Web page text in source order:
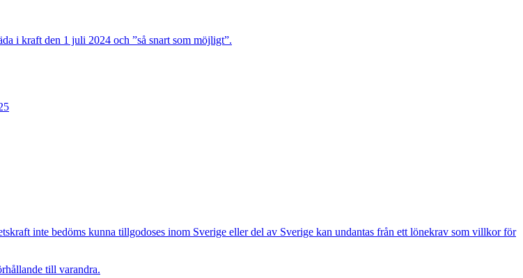
i kraft den 1 juli 2024 och ”så snart som möjligt”.
inte bedöms kunna tillgodoses inom Sverige eller del av Sverige kan undantas från ett lönekrav som villkor för
till varandra.